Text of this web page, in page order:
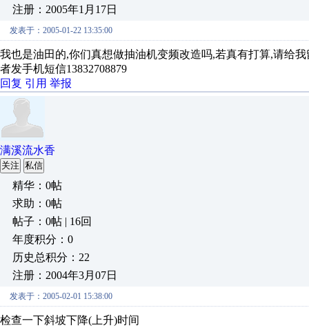
注册：2005年1月17日
发表于：2005-01-22 13:35:00
我也是油田的,你们真想做抽油机变频改造吗,若真有打算,请给
者发手机短信13832708879
回复 引用 举报
满溪流水香
关注 私信
精华：0帖
求助：0帖
帖子：0帖 | 16回
年度积分：0
历史总积分：22
注册：2004年3月07日
发表于：2005-02-01 15:38:00
检查一下斜坡下降(上升)时间